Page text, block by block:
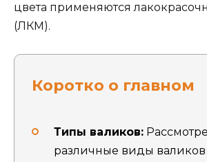
цвета применяются
(ЛКМ).
Коротко о главном
Типы валиков:
различные виды валиков